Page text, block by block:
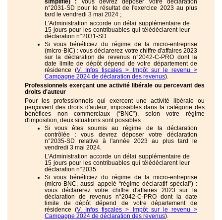
n°2031-SD pour le résultat de l'exercice 2023 au plus
tard le vendredi 3 mai 2024 ;
L'Administration accorde un délai supplémentaire de
15 jours pour les contribuables qui télédéclarent leur
déclaration n°2031-SD.
Si vous bénéficiez du régime de la micro-entreprise
(micro-BIC) : vous déclarerez votre chiffre d'affaires 2023
sur la déclaration de revenus n°2042-C-PRO dont la
date limite de dépôt dépend de votre département de
résidence (V. Infos fiscales > Impôt sur le revenu >
Campagne 2024 de déclaration des revenus).
Professionnels exerçant une activité libérale ou percevant des
droits d'auteur
Pour les professionnels qui exercent une activité libérale ou
perçoivent des droits d'auteur, imposables dans la catégorie des
bénéfices non commerciaux (“BNC”), selon votre régime
d'imposition, deux situations sont possibles :
Si vous êtes soumis au régime de la déclaration
contrôlée : vous devrez déposer votre déclaration
n°2035-SD relative à l'année 2023 au plus tard le
vendredi 3 mai 2024.
L'Administration accorde un délai supplémentaire de
15 jours pour les contribuables qui télédéclarent leur
déclaration n°2035.
Si vous bénéficiez du régime de la micro-entreprise
(micro-BNC, aussi appelé “régime déclaratif spécial”) :
vous déclarerez votre chiffre d'affaires 2023 sur la
déclaration de revenus n°2042-C-PRO dont la date
limite de dépôt dépend de votre département de
résidence (V. Infos fiscales > Impôt sur le revenu >
Campagne 2024 de déclaration des revenus).